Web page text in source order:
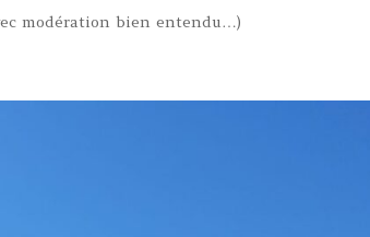
modération bien entendu…)